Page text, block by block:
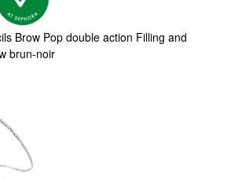
Brow Pop double action Filling and
brun-noir